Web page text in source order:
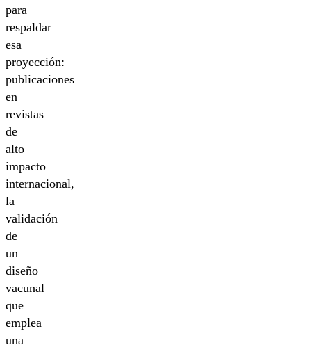
para
respaldar
esa
proyección:
publicaciones
en
revistas
de
alto
impacto
internacional,
la
validación
de
un
diseño
vacunal
que
emplea
una